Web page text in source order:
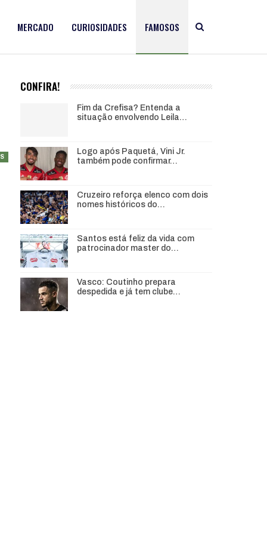
MERCADO CURIOSIDADES FAMOSOS
CONFIRA!
Fim da Crefisa? Entenda a
situação envolvendo Leila…
Logo após Paquetá, Vini Jr.
também pode confirmar…
Cruzeiro reforça elenco com dois
nomes históricos do…
Santos está feliz da vida com
patrocinador master do…
Vasco: Coutinho prepara
despedida e já tem clube…